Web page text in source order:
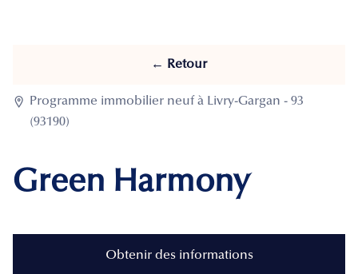
← Retour

Programme immobilier neuf à Livry-Gargan - 93
(93190)
Green Harmony
Obtenir des informations